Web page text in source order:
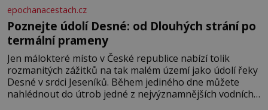
epochanacestach.cz
Poznejte údolí Desné: od Dlouhých strání po
termální prameny
Jen málokteré místo v České republice nabízí tolik
rozmanitých zážitků na tak malém území jako údolí řeky
Desné v srdci Jeseníků. Během jediného dne můžete
nahlédnout do útrob jedné z nejvýznamnějších vodních